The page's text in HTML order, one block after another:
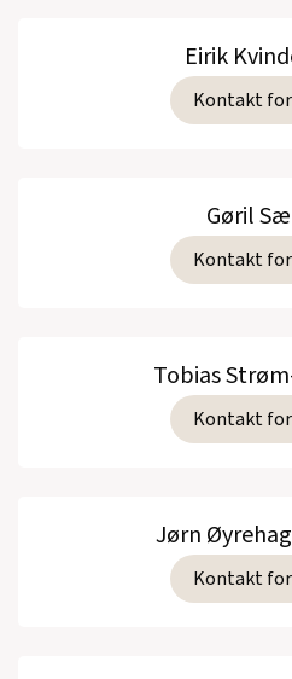
Eirik
Kontakt
Gøril
Kontakt
Tobias
Kontakt
Jørn
Kontakt